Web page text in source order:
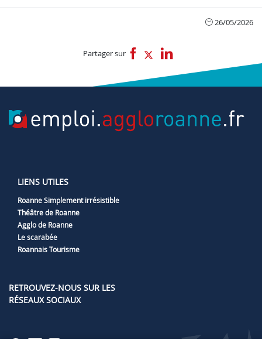
26/05/2026
Partager sur
LIENS UTILES
Roanne Simplement irrésistible
Théâtre de Roanne
Agglo de Roanne
Le scarabée
Roannais Tourisme
RETROUVEZ-NOUS SUR LES
RÉSEAUX SOCIAUX